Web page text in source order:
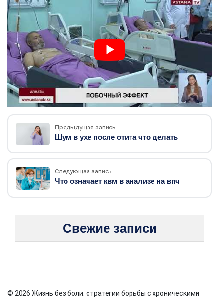
Предыдущая запись
Шум в ухе после отита что делать
Следующая запись
Что означает квм в анализе на впч
Свежие записи
© 2026 Жизнь без боли: стратегии борьбы с хроническими